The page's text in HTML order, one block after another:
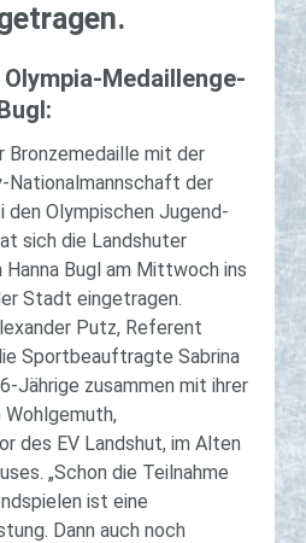
Me­dail­len­ge­
Bronzemedaille mit der
Nationalmannschaft der
den Olympischen Jugend-
sich die Landshuter
Bugl am Mittwoch ins
Stadt eingetragen.
Putz, Referent
Sportbeauftragte Sabrina
Jährige zusammen mit ihrer
Wohlgemuth,
des EV Landshut, im Alten
„Schon die Teilnahme
ist eine
Dann auch noch